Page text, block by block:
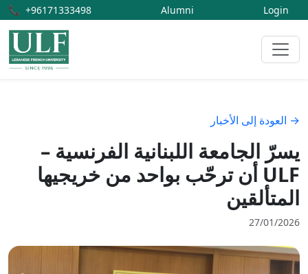
📞 +96171333498 Alumni Login
→ العودة إلى الأخبار
يسرّ الجامعة اللبنانية الفرنسية –
ULF أن ترحّب بواحد من خريجيها
المتألقين
27/01/2026